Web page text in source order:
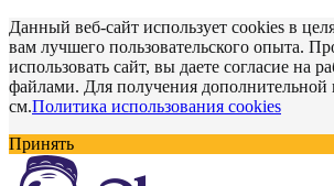
Данный веб-сайт использует cookies в
вам лучшего пользовательского опыта.
использовать сайт, вы даете согласие на
файлами. Для получения
см.Политика использования cookies
Принять